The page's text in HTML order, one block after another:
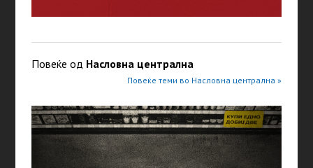
Повеќе од Насловна централна
Повеќе теми во Насловна централна »